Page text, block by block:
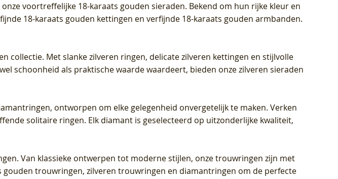
voortreffelijke 18-karaats gouden sieraden. Bekend om hun rijke kleur en
18-karaats gouden kettingen en verfijnde 18-karaats gouden armbanden.
collectie. Met slanke zilveren ringen, delicate zilveren kettingen en stijlvolle
schoonheid als praktische waarde waardeert, bieden onze zilveren sieraden
ontworpen om elke gelegenheid onvergetelijk te maken. Verken
solitaire ringen. Elk diamant is geselecteerd op uitzonderlijke kwaliteit,
Van klassieke ontwerpen tot moderne stijlen, onze trouwringen zijn met
trouwringen, zilveren trouwringen en diamantringen om de perfecte